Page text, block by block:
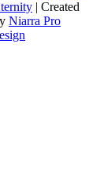
| Created
Niarra Pro